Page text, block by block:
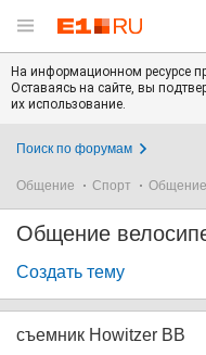
На информационном ресурсе
Оставаясь на сайте, вы
их использование.
Поиск по форумам
Общение Спорт Общение
Общение
Создать тему
съемник Howitzer BB